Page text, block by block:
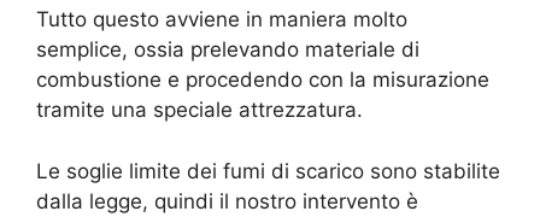
Tutto questo avviene in maniera molto
semplice, ossia prelevando materiale di
combustione e procedendo con la misurazione
tramite una speciale attrezzatura.
Le soglie limite dei fumi di scarico sono stabilite
dalla legge, quindi il nostro intervento è